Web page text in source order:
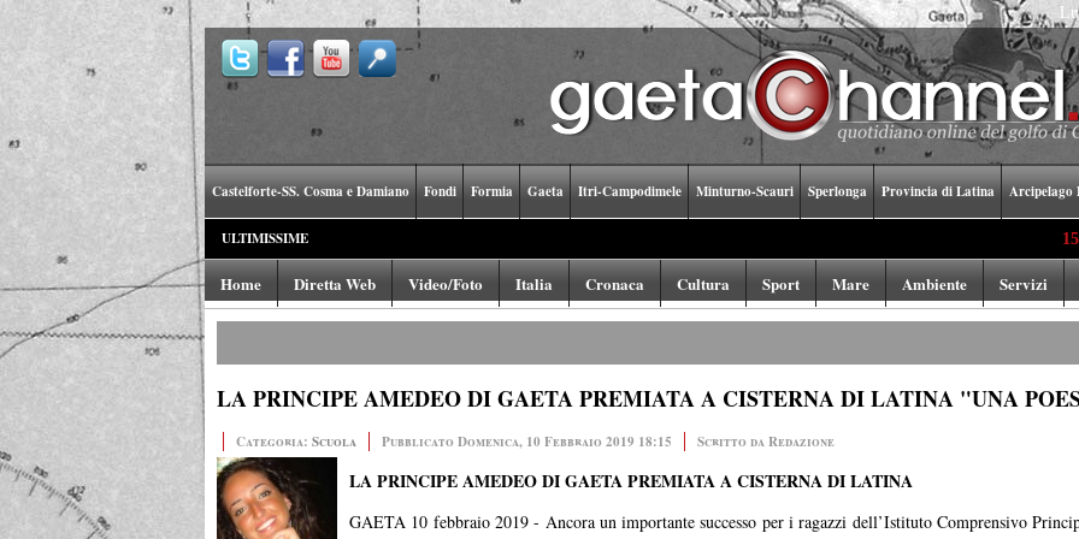
Castelforte-SS. Cosma e Damiano Fondi Formia Gaeta Itri-Campodimele Minturno-Scauri Sperlonga Provincia di Latina Arcipelago
ULTIMISSIME 15:19
Home Diretta Web Video/Foto Italia Cronaca Cultura Sport Mare Ambiente Servizi
LA PRINCIPE AMEDEO DI GAETA PREMIATA A CISTERNA DI LATINA "UNA
Categoria: Scuola Pubblicato Domenica, 10 Febbraio 2019 18:15 Scritto da Redazione
LA PRINCIPE AMEDEO DI GAETA PREMIATA A CISTERNA DI LATINA
GAETA 10 febbraio 2019 - Ancora un importante successo per i ragazzi dell’Istituto Comprensivo